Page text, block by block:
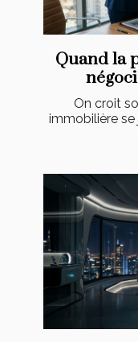
Quand la
On croit
immobilière se